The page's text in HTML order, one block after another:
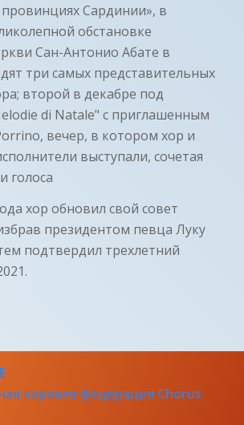
провинциях Сардинии», в
обстановке
Сан-Антонио Абате в
три самых представительных
второй в декабре под
di Natale" с приглашенным
вечер, в котором хор и
выступали, сочетая
голоса
хор обновил свой совет
президентом певца Луку
подтвердил трехлетний
хоровая федерация Chorus